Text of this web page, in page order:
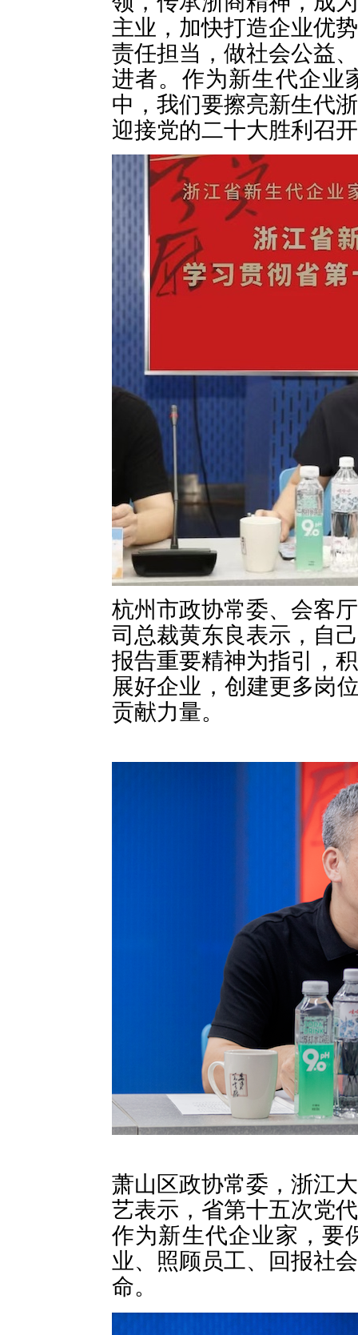
主业，加快打造企业优
责任担当，做社会公益
进者。作为新生代企业
中，我们要擦亮新生代
迎接党的二十大胜利召
杭州市政协常委、会客
司总裁黄东良表示，自
报告重要精神为指引，
展好企业，创建更多岗
贡献力量。
萧山区政协常委，浙江
艺表示，省第十五次党
作为新生代企业家，要
业、照顾员工、回报社
命。